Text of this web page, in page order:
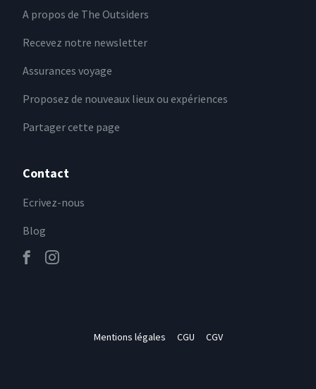
A propos de The Outsiders
Recevez notre newsletter
Assurances voyage
Proposez de nouveaux lieux ou expériences
Partager cette page
Contact
Ecrivez-nous
Blog
Mentions légales CGU CGV